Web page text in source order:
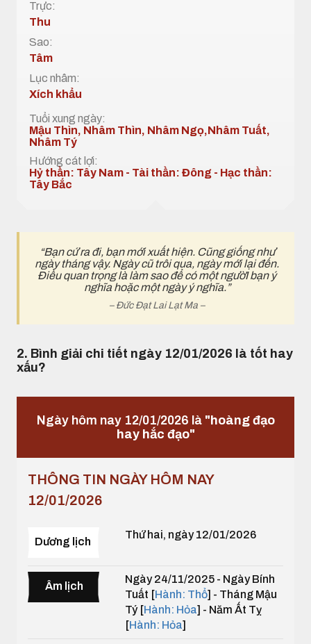
Trực:
Thu
Sao:
Tâm
Lục nhâm:
Xích khẩu
Tuổi xung ngày:
Mậu Thìn, Nhâm Thìn, Nhâm Ngọ,Nhâm Tuất,
Nhâm Tý
Hướng cát lợi:
Hỷ thần: Tây Nam - Tài thần: Đông - Hạc thần:
Tây Bắc
“Bạn cứ ra đi, bạn mới xuất hiện. Cũng giống như
ngày tháng vậy. Ngày cũ trôi qua, ngày mới lại đến.
Điều quan trọng là làm sao để có một ngườI bạn ý
nghĩa hoặc một ngày ý nghĩa.”
– Đức Đạt Lai Lạt Ma –
2. Bình giải chi tiết ngày 12/01/2026 là tốt hay
xấu?
Ngày hôm nay 12/01/2026 là "hoàng đạo
hay hắc đạo"
THÔNG TIN NGÀY HÔM NAY
12/01/2026
Dương lịch
Thứ hai, ngày 12/01/2026
Âm lịch
Ngày 24/11/2025 - Ngày Bính
Tuất [Hành: Thổ] - Tháng Mậu
Tý [Hành: Hỏa] - Năm Ất Tỵ
[Hành: Hỏa]